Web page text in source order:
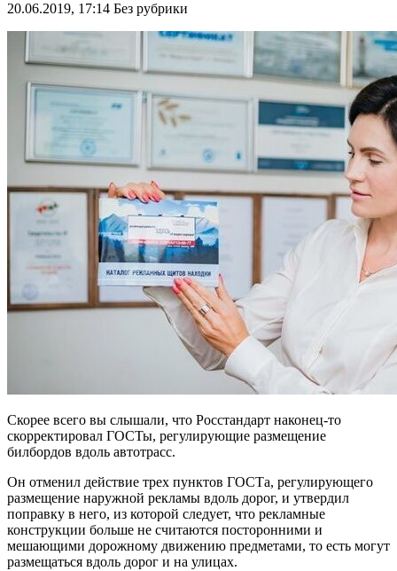
20.06.2019, 17:14 Без рубрики
Скорее всего вы слышали, что Росстандарт наконец-то
скорректировал ГОСТы, регулирующие размещение
билбордов вдоль автотрасс.
Он отменил действие трех пунктов ГОСТа, регулирующего
размещение наружной рекламы вдоль дорог, и утвердил
поправку в него, из которой следует, что рекламные
конструкции больше не считаются посторонними и
мешающими дорожному движению предметами, то есть могут
размещаться вдоль дорог и на улицах.